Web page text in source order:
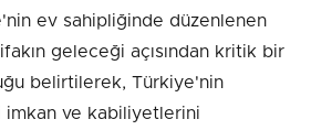
ev sahipliğinde düzenlenen
geleceği açısından kritik bir
belirtilerek, Türkiye'nin
imkan ve kabiliyetlerini